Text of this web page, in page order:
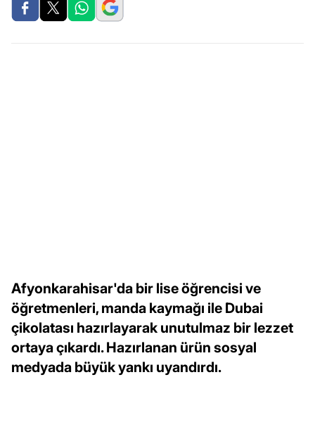
Afyonkarahisar'da bir lise öğrencisi ve
öğretmenleri, manda kaymağı ile Dubai
çikolatası hazırlayarak unutulmaz bir lezzet
ortaya çıkardı. Hazırlanan ürün sosyal
medyada büyük yankı uyandırdı.